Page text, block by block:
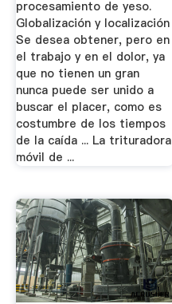
procesamiento de yeso.
Globalización y localización
Se desea obtener, pero en
el trabajo y en el dolor, ya
que no tienen un gran
nunca puede ser unido a
buscar el placer, como es
costumbre de los tiempos
de la caída ... La trituradora
móvil de ...